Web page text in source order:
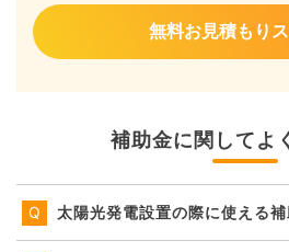
無料お見積もり
補助金に関してよ
太陽光発電設置の際に使える